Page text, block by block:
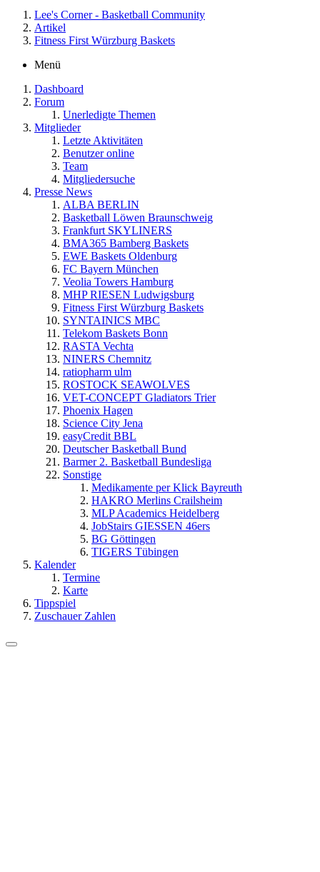
Lee's Corner - Basketball Community
Artikel
Fitness First Würzburg Baskets
Menü
Dashboard
Forum
Unerledigte Themen
Mitglieder
Letzte Aktivitäten
Benutzer online
Team
Mitgliedersuche
Presse News
ALBA BERLIN
Basketball Löwen Braunschweig
Frankfurt SKYLINERS
BMA365 Bamberg Baskets
EWE Baskets Oldenburg
FC Bayern München
Veolia Towers Hamburg
MHP RIESEN Ludwigsburg
Fitness First Würzburg Baskets
SYNTAINICS MBC
Telekom Baskets Bonn
RASTA Vechta
NINERS Chemnitz
ratiopharm ulm
ROSTOCK SEAWOLVES
VET-CONCEPT Gladiators Trier
Phoenix Hagen
Science City Jena
easyCredit BBL
Deutscher Basketball Bund
Barmer 2. Basketball Bundesliga
Sonstige
Medikamente per Klick Bayreuth
HAKRO Merlins Crailsheim
MLP Academics Heidelberg
JobStairs GIESSEN 46ers
BG Göttingen
TIGERS Tübingen
Kalender
Termine
Karte
Tippspiel
Zuschauer Zahlen